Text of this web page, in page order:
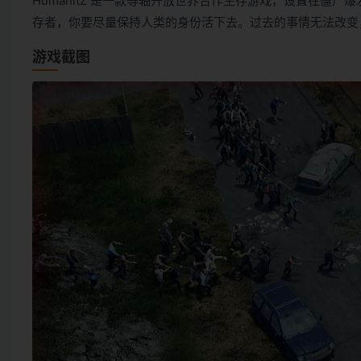
存者，你要尽量保持人类的身份活下去。过去的事情无法改
游戏截图